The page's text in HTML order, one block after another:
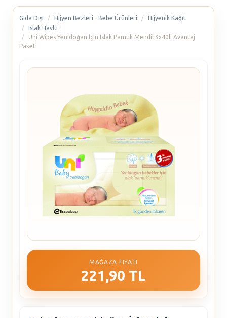
Gıda Dışı Hijyen Bezleri - Bebe Ürünleri
Hijyenik Kağıt
Islak Havlu
Uni Wipes Yenidoğan İçin Islak Pamuk Mendil 3x40lı Avantaj
Paketi
MAĞAZA FIYATI
221,90 TL